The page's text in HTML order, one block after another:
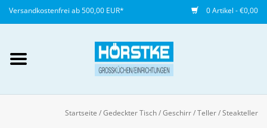
Versandkostenfrei ab 500,00 EUR* 0 Artikel - €0,00
anlegen
Startseite /Gedeckter Tisch/Geschirr/Teller/Steakteller